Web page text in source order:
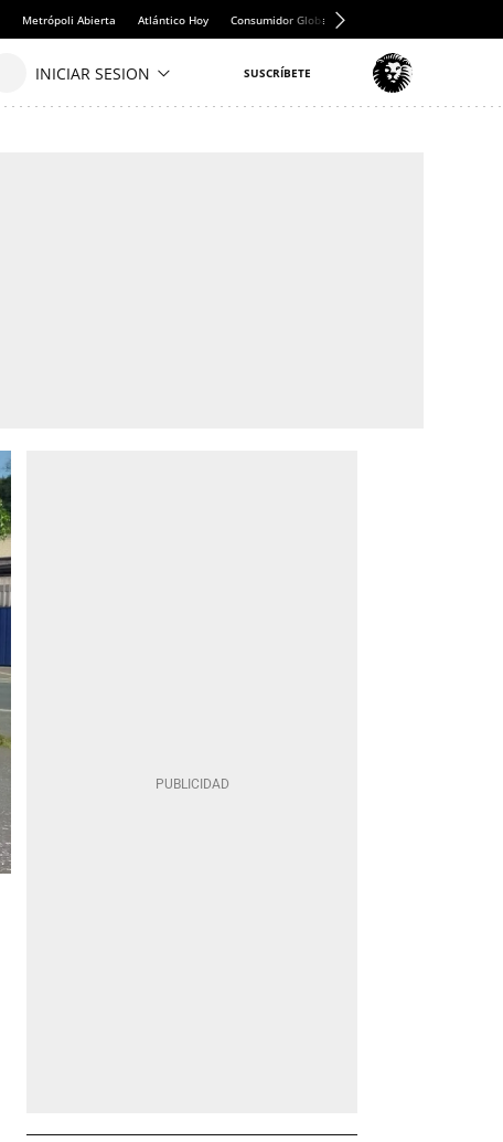
Metrópoli Abierta Atlántico Hoy Consumidor Global